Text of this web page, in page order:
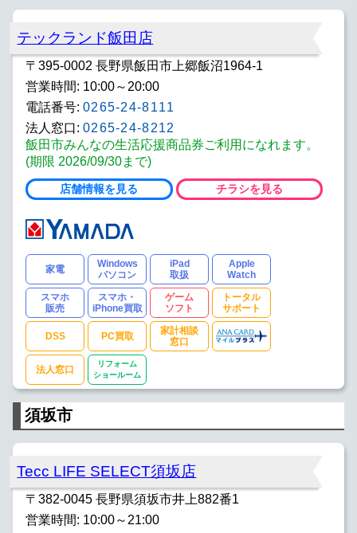
テックランド飯田店
〒395-0002 長野県飯田市上郷飯沼1964-1
営業時間: 10:00～20:00
電話番号: 0265-24-8111
法人窓口: 0265-24-8212
飯田市みんなの生活応援商品券ご利用になれます。
(期限 2026/09/30まで)
店舗情報を見る チラシを見る
家電
Windows
パソコン
iPad
取扱
Apple
Watch
スマホ
販売
スマホ・
iPhone買取
ゲーム
ソフト
トータル
サポート
DSS PC買取
家計相談
窓口
法人窓口
リフォーム
ショールーム
須坂市
Tecc LIFE SELECT須坂店
〒382-0045 長野県須坂市井上882番1
営業時間: 10:00～21:00